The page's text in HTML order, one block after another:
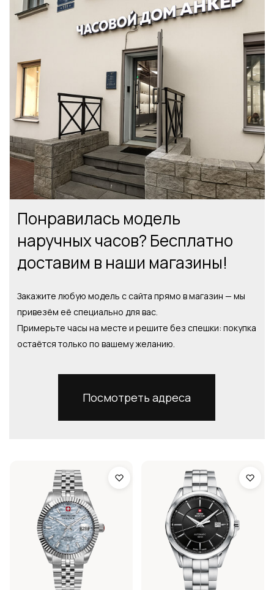
Понравилась модель
наручных часов? Бесплатно
доставим в наши магазины!
Закажите любую модель с сайта прямо в магазин — мы
привезём её специально для вас.
Примерьте часы на месте и решите без спешки: покупка
остаётся только по вашему желанию.
Посмотреть адреса